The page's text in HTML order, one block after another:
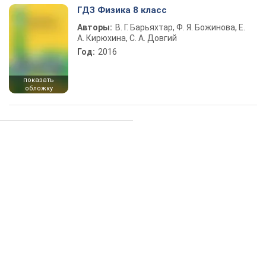
показать
обложку
ГДЗ Физика 8 класс
Авторы: В. Г. Барьяхтар, Ф. Я. Божинова, Е.
А. Кирюхина, С. А. Довгий
Год: 2016